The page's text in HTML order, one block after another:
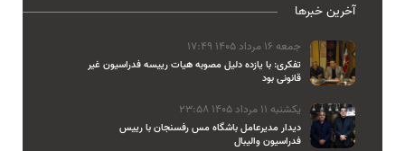
آخرین خبرها
جمعه 16 مرداد 1405 17:49
تفکری: با یازده دلیل مصوبه هیات رییسه فدراسیون غیر
قانونی بود
یکشنبه 11 مرداد 1405 23:58
دیدار مدیرعامل باشگاه مس رفسنجان با رییس
فدراسیون والیبال